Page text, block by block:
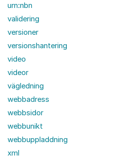
urn:nbn
validering
versioner
versionshantering
video
videor
vägledning
webbadress
webbsidor
webbunikt
webbuppladdning
xml